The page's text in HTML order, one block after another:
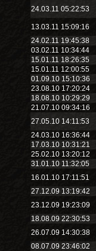
24.03.11 05:22:53
13.03.11 15:09:16
24.02.11 19:45:38
03.02.11 10:34:44
15.01.11 18:26:35
15.01.11 12:00:55
01.09.10 15:10:36
23.08.10 17:20:24
18.08.10 10:29:29
21.07.10 09:34:16
27.05.10 14:11:53
24.03.10 16:36:44
17.03.10 10:31:21
25.02.10 13:20:12
31.01.10 11:32:05
16.01.10 17:11:51
27.12.09 13:19:42
23.12.09 19:23:09
18.08.09 22:30:53
26.07.09 14:30:38
08.07.09 23:46:02